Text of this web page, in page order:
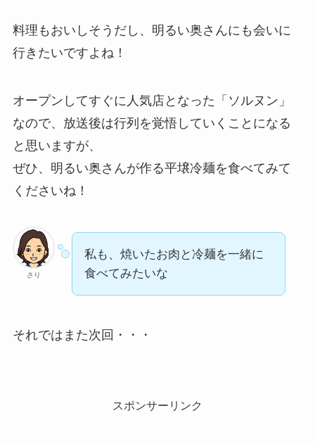
料理もおいしそうだし、明るい奥さんにも会いに
行きたいですよね！
オープンしてすぐに人気店となった「ソルヌン」
なので、放送後は行列を覚悟していくことになる
と思いますが、
ぜひ、明るい奥さんが作る平壌冷麺を食べてみて
くださいね！
さり
私も、焼いたお肉と冷麺を一緒に
食べてみたいな
それではまた次回・・・
スポンサーリンク